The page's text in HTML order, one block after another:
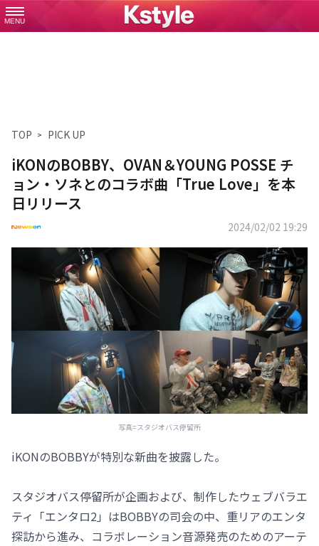
MENU
TOP PICK UP
iKONのBOBBY、OVAN＆YOUNG POSSE チ
ョン・ソネとのコラボ曲「True Love」を本
日リリース
2024/02/02 19:29
写真=スタジオバス停留所
iKONのBOBBYが特別な新曲を披露した。
スタジオバス停留所が企画および、制作したウェブバラエ
ティ「エンタロ2」はBOBBYの司会の中、重リアのエンタ
探訪から進み、コラボレーション音源発売のためのアーテ